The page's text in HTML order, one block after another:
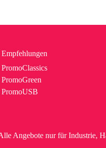
Empfehlungen
PromoClassics
PromoGreen
PromoUSB
Angebote nur für Industrie,